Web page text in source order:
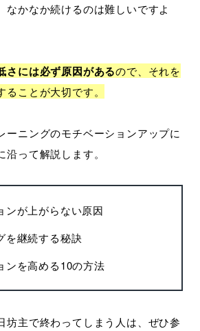
なかなか続けるのは難しいですよ
さには必ず原因があるので、それを
ことが大切です。
ーニングのモチベーションアップに
って解説します。
ンが上がらない原因
を継続する秘訣
ンを高める10の方法
坊主で終わってしまう人は、ぜひ参